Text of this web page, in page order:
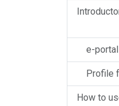
e-
Profile
How to